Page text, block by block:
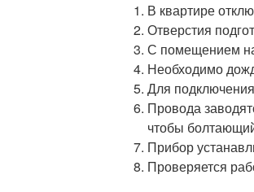
В квартире
Отверстия
С помещением на
Необходимо
Для
Провода
чтобы
Прибор
Проверяется